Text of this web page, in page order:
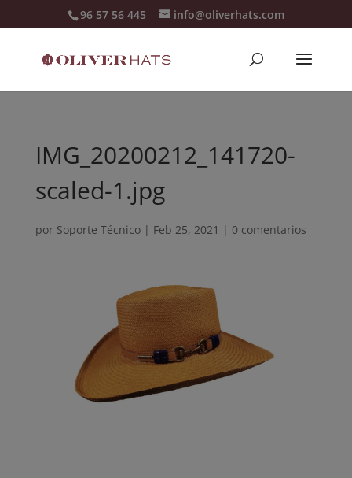
96 57 56 445 info@oliverhats.com
IMG_20200212_141720-
scaled-1.jpg
por Soporte Técnico| Feb 25, 2021 | 0 comentarios